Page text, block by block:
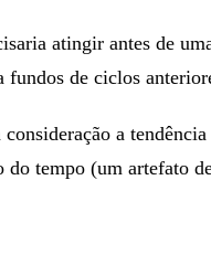
atingir antes de
fundos de ciclos
a
do tempo (um artefato